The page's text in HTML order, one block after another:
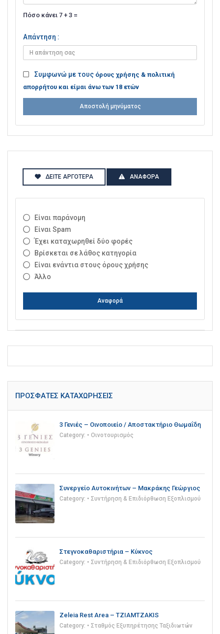
Πόσο κάνει 7 + 3 =
Απάντηση :
Συμφωνώ με τους όρους χρήσης & πολιτική
απορρήτου και είμαι άνω των 18 ετών
Αποστολή μηνύματος
ΔΕΊΤΕ ΑΡΓΌΤΕΡΑ ΑΝΑΦΟΡΆ
Είναι παράνομη
Είναι Spam
Έχει καταχωρηθεί δύο φορές
Βρίσκεται σε λάθος κατηγορία
Είναι ενάντια στους όρους χρήσης
Άλλο
Αναφορά
ΠΡΌΣΦΑΤΕΣ ΚΑΤΑΧΩΡΉΣΕΙΣ
3 Γενιές – Οινοποιείο / Αποστακτήριο Θωμαΐδη
Category: • Οινοτουρισμός
Συνεργείο Αυτοκινήτων – Μακράκης Γεώργιος
Category: • Συντήρηση & Επιδιόρθωση Εξοπλισμού
Στεγνοκαθαριστήρια – Κύκνος
Category: • Συντήρηση & Επιδιόρθωση Εξοπλισμού
Zeleia Rest Area – TZIAMTZAKIS
Category: • Σταθμός Εξυπηρέτησης Ταξιδιωτών